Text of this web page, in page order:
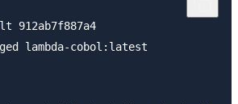
912ab7f887a4
lambda-cobol:latest